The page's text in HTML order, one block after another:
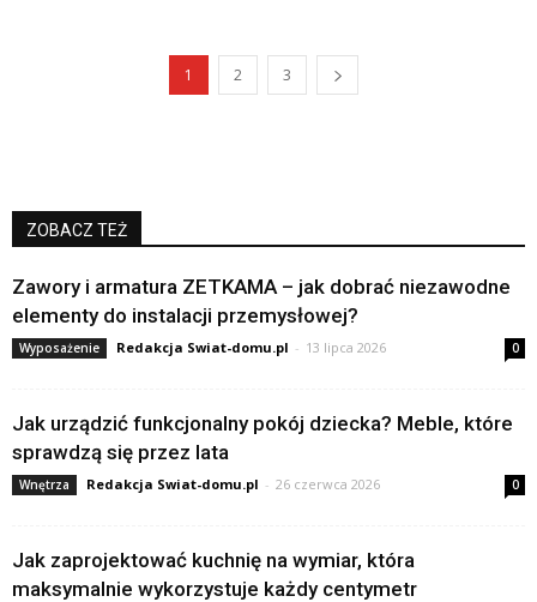
1 2 3
ZOBACZ TEŻ
Zawory i armatura ZETKAMA – jak dobrać niezawodne
elementy do instalacji przemysłowej?
Wyposażenie Redakcja Swiat-domu.pl - 13 lipca 2026 0
Jak urządzić funkcjonalny pokój dziecka? Meble, które
sprawdzą się przez lata
Wnętrza Redakcja Swiat-domu.pl - 26 czerwca 2026 0
Jak zaprojektować kuchnię na wymiar, która
maksymalnie wykorzystuje każdy centymetr